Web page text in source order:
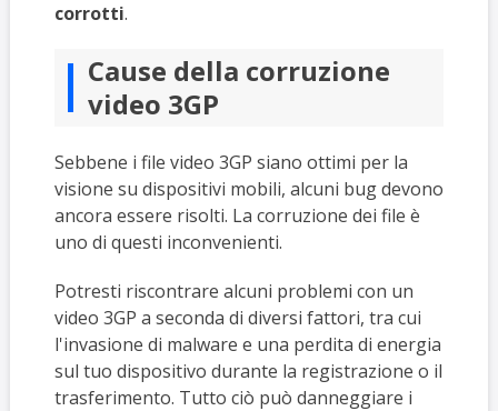
corrotti.
Cause della corruzione
video 3GP
Sebbene i file video 3GP siano ottimi per la
visione su dispositivi mobili, alcuni bug devono
ancora essere risolti. La corruzione dei file è
uno di questi inconvenienti.
Potresti riscontrare alcuni problemi con un
video 3GP a seconda di diversi fattori, tra cui
l'invasione di malware e una perdita di energia
sul tuo dispositivo durante la registrazione o il
trasferimento. Tutto ciò può danneggiare i